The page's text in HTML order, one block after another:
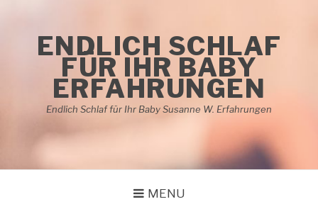
ENDLICH SCHLAF
FÜR IHR BABY
ERFAHRUNGEN
Endlich Schlaf für Ihr Baby Susanne W. Erfahrungen
MENU